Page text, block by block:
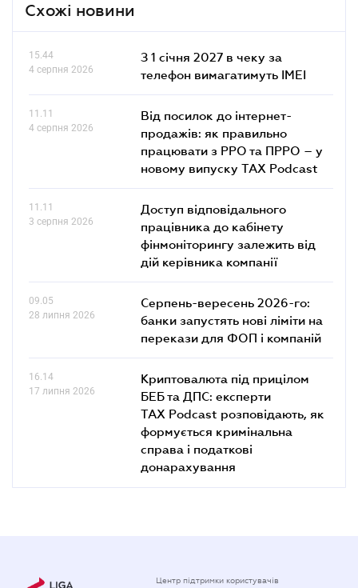
Схожі новини
15.44
4 серпня 2026
З 1 січня 2027 в чеку за
телефон вимагатимуть IMEI
11.11
4 серпня 2026
Від посилок до інтернет-
продажів: як правильно
працювати з РРО та ПРРО – у
новому випуску TAX Podcast
11.11
3 серпня 2026
Доступ відповідального
працівника до кабінету
фінмоніторингу залежить від
дій керівника компанії
09.05
28 липня 2026
Серпень-вересень 2026-го:
банки запустять нові ліміти на
перекази для ФОП і компаній
16.14
17 липня 2026
Криптовалюта під прицілом
БЕБ та ДПС: експерти
TAX Podcast розповідають, як
формується кримінальна
справа і податкові
донарахування
Центр підтримки користувачів